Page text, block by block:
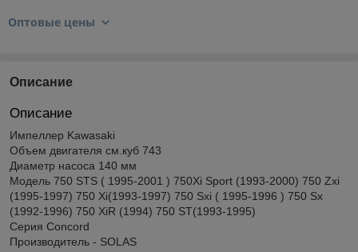
Оптовые цены
Описание
Описание
Импеллер Kawasaki
Объем двигателя см.куб 743
Диаметр насоса 140 мм
Модель 750 STS ( 1995-2001 ) 750Xi Sport (1993-2000) 750 Zxi
(1995-1997) 750 Xi(1993-1997) 750 Sxi ( 1995-1996 ) 750 Sx
(1992-1996) 750 XiR (1994) 750 ST(1993-1995)
Серия Concord
Производитель - SOLAS